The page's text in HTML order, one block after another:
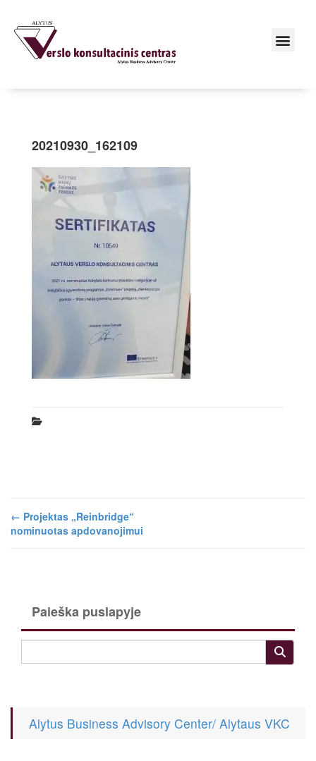
20210930_162109
← Projektas „Reinbridge“
nominuotas apdovanojimui
Paieška puslapyje
Alytus Business Advisory Center/ Alytaus VKC